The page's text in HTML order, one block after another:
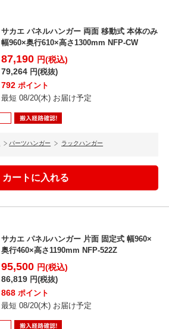
サカエ パネルハンガー 両面 移動式 本体のみ
幅960×奥行610×高さ1300mm NFP-CW
87,190 円(税込)
79,264 円(税抜)
792 ポイント
最短 08/20(木) お届け予定
パーツハンガー ラックハンガー
サカエ パネルハンガー 片面 固定式 幅960×
奥行460×高さ1190mm NFP-522Z
95,500 円(税込)
86,819 円(税抜)
868 ポイント
最短 08/20(木) お届け予定